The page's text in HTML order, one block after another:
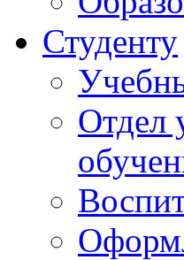
Студенту
Отдел